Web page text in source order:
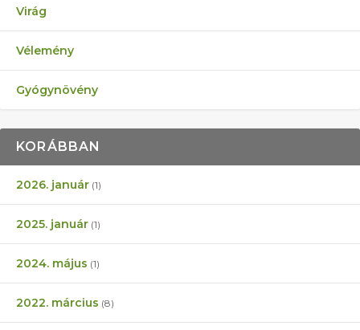
Virág
Vélemény
Gyógynövény
KORÁBBAN
2026. január (1)
2025. január (1)
2024. május (1)
2022. március (8)